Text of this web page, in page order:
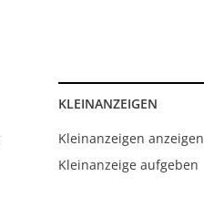
KLEINANZEIGEN
Kleinanzeigen anzeigen
Kleinanzeige aufgeben